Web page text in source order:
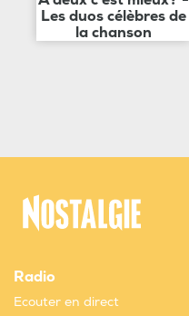
Les duos célèbres de
la chanson
Radio
Ecouter en direct